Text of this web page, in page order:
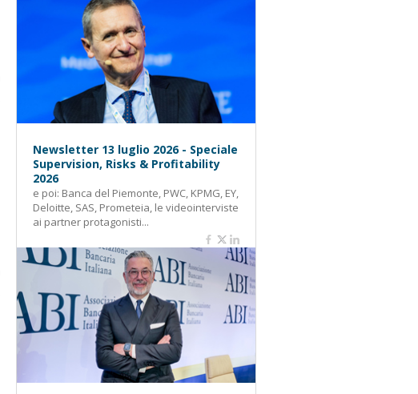
Newsletter 13 luglio 2026 - Speciale
Supervision, Risks & Profitability
2026
e poi: Banca del Piemonte, PWC, KPMG, EY,
Deloitte, SAS, Prometeia, le videointerviste
ai partner protagonisti...